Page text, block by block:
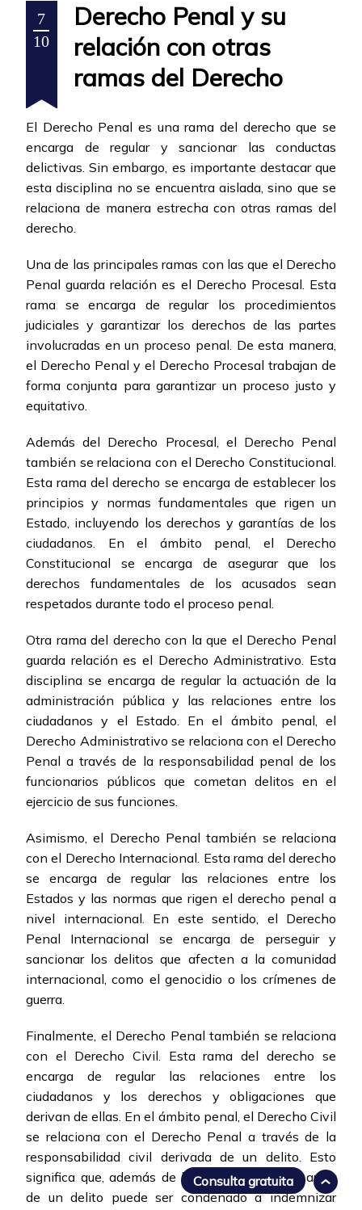
7
10
Derecho Penal y su
relación con otras
ramas del Derecho
El Derecho Penal es una rama del derecho que se
encarga de regular y sancionar las conductas
delictivas. Sin embargo, es importante destacar que
esta disciplina no se encuentra aislada, sino que se
relaciona de manera estrecha con otras ramas del
derecho.
Una de las principales ramas con las que el Derecho
Penal guarda relación es el Derecho Procesal. Esta
rama se encarga de regular los procedimientos
judiciales y garantizar los derechos de las partes
involucradas en un proceso penal. De esta manera,
el Derecho Penal y el Derecho Procesal trabajan de
forma conjunta para garantizar un proceso justo y
equitativo.
Además del Derecho Procesal, el Derecho Penal
también se relaciona con el Derecho Constitucional.
Esta rama del derecho se encarga de establecer los
principios y normas fundamentales que rigen un
Estado, incluyendo los derechos y garantías de los
ciudadanos. En el ámbito penal, el Derecho
Constitucional se encarga de asegurar que los
derechos fundamentales de los acusados sean
respetados durante todo el proceso penal.
Otra rama del derecho con la que el Derecho Penal
guarda relación es el Derecho Administrativo. Esta
disciplina se encarga de regular la actuación de la
administración pública y las relaciones entre los
ciudadanos y el Estado. En el ámbito penal, el
Derecho Administrativo se relaciona con el Derecho
Penal a través de la responsabilidad penal de los
funcionarios públicos que cometan delitos en el
ejercicio de sus funciones.
Asimismo, el Derecho Penal también se relaciona
con el Derecho Internacional. Esta rama del derecho
se encarga de regular las relaciones entre los
Estados y las normas que rigen el derecho penal a
nivel internacional. En este sentido, el Derecho
Penal Internacional se encarga de perseguir y
sancionar los delitos que afecten a la comunidad
internacional, como el genocidio o los crímenes de
guerra.
Finalmente, el Derecho Penal también se relaciona
con el Derecho Civil. Esta rama del derecho se
encarga de regular las relaciones entre los
ciudadanos y los derechos y obligaciones que
derivan de ellas. En el ámbito penal, el Derecho Civil
se relaciona con el Derecho Penal a través de la
responsabilidad civil derivada de un delito. Esto
significa que, además de la sanción penal, el autor
de un delito puede ser condenado a indemnizar
Consulta gratuita